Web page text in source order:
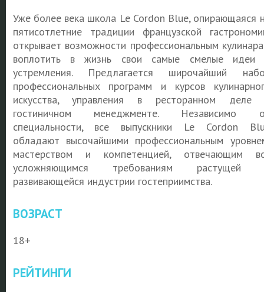
Уже более века школа Le Cordon Blue, опирающаяся
пятисотлетние традиции французской
открывает возможности профессиональным
воплотить в жизнь свои самые смелые идеи
устремления. Предлагается широчайший
профессиональных программ и курсов
искусства, управления в ресторанном деле
гостиничном менеджменте. Независимо
специальности, все выпускники Le Cordon
обладают высочайшими профессиональным
мастерством и компетенцией, отвечающим
усложняющимся требованиям растущей
развивающейся индустрии гостеприимства.
ВОЗРАСТ
18+
РЕЙТИНГИ